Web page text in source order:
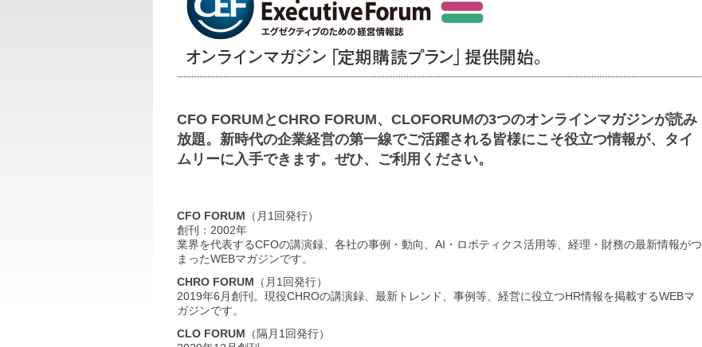
CFO FORUMとCHRO FORUM、CLOFORUMの3つのオンラインマガジンが読み
放題。新時代の企業経営の第一線でご活躍される皆様にこそ役立つ情報が、タイ
ムリーに入手できます。ぜひ、ご利用ください。
CFO FORUM （月1回発行）
創刊：2002年
業界を代表するCFOの講演録、各社の事例・動向、AI・ロボティクス活用等、経理・財務の最新情報がつ
まったWEBマガジンです。
CHRO FORUM （月1回発行）
2019年6月創刊。現役CHROの講演録、最新トレンド、事例等、経営に役立つHR情報を掲載するWEBマ
ガジンです。
CLO FORUM （隔月1回発行）